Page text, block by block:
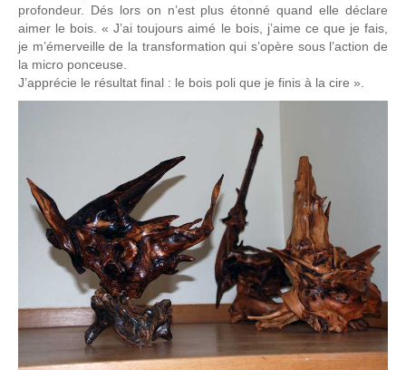
profondeur. Dés lors on n’est plus étonné quand elle déclare
aimer le bois. « J’ai toujours aimé le bois, j’aime ce que je fais,
je m’émerveille de la transformation qui s’opère sous l’action de
la micro ponceuse.
J’apprécie le résultat final : le bois poli que je finis à la cire ».